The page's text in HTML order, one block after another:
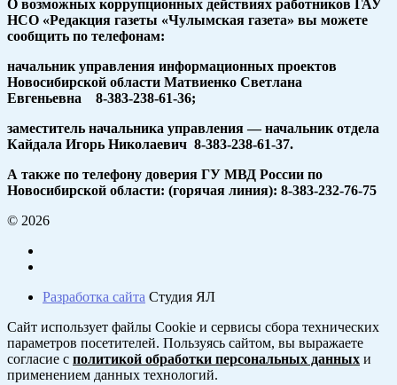
О возможных коррупционных действиях работников ГАУ
НСО «Редакция газеты «Чулымская газета» вы можете
сообщить по телефонам:
начальник управления информационных проектов
Новосибирской области Матвиенко Светлана
Евгеньевна 8-383-238-61-36;
заместитель начальника управления — начальник отдела
Кайдала Игорь Николаевич 8-383-238-61-37.
А также по телефону доверия ГУ МВД России по
Новосибирской области: (горячая линия): 8-383-232-76-75
© 2026
Разработка сайта Студия ЯЛ
Сайт использует файлы Cookie и сервисы сбора технических
параметров посетителей. Пользуясь сайтом, вы выражаете
согласие с политикой обработки персональных данных и
применением данных технологий.